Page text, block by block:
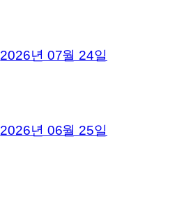
2026년 07월 24일
2026년 06월 25일